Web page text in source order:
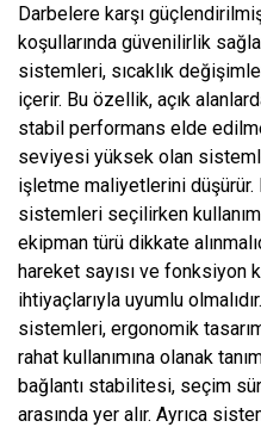
Darbelere karşı
koşullarında güvenilirlik
sistemleri, sıcaklık
içerir. Bu özellik, açık
stabil performans elde
seviyesi yüksek olan
işletme maliyetlerini
sistemleri seçilirken
ekipman türü dikkate
hareket sayısı ve fonksiyon
ihtiyaçlarıyla uyumlu
sistemleri, ergonomik
rahat kullanımına olanak
bağlantı stabilitesi, seçim
arasında yer alır. Ayrıca